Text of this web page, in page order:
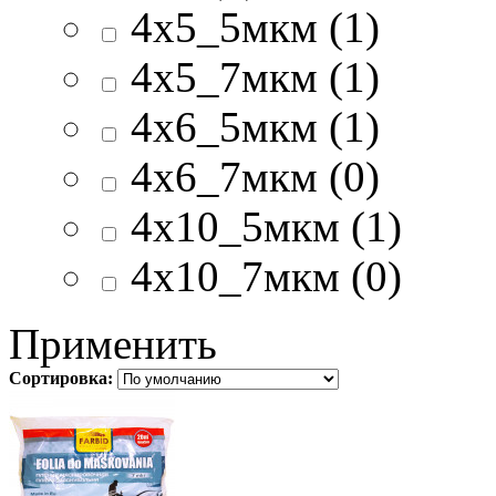
4х5_5мкм (1)
4х5_7мкм (1)
4х6_5мкм (1)
4х6_7мкм (0)
4х10_5мкм (1)
4х10_7мкм (0)
Применить
Сортировка: